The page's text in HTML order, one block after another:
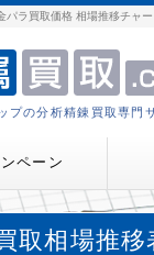
ラ買取価格 相場推移チャー
プの分析精錬買取専門
ペーン
取相場推移